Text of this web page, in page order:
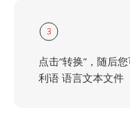
3
点击“转换”，随后
利语 语言文本文件